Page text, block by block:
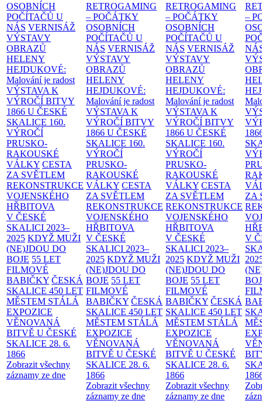
OSOBNÍCH
POČÍTAČŮ U
NÁS VERNISÁŽ
VÝSTAVY
OBRAZŮ
HELENY
HEJDUKOVÉ:
Malování je radost
VÝSTAVA K
VÝROČÍ BITVY
1866 U ČESKÉ
SKALICE 160.
VÝROČÍ
PRUSKO-
RAKOUSKÉ
VÁLKY CESTA
ZA SVĚTLEM
REKONSTRUKCE
VOJENSKÉHO
HŘBITOVA
V ČESKÉ
SKALICI 2023–
2025 KDYŽ MUŽI
(NE)JDOU DO
BOJE 55 LET
FILMOVÉ
BABIČKY ČESKÁ
SKALICE 450 LET
MĚSTEM STÁLÁ
EXPOZICE
VĚNOVANÁ
BITVĚ U ČESKÉ
SKALICE 28. 6.
1866
Zobrazit všechny
záznamy ze dne
RETROGAMING
– POČÁTKY
OSOBNÍCH
POČÍTAČŮ U
NÁS VERNISÁŽ
VÝSTAVY
OBRAZŮ
HELENY
HEJDUKOVÉ:
Malování je radost
VÝSTAVA K
VÝROČÍ BITVY
1866 U ČESKÉ
SKALICE 160.
VÝROČÍ
PRUSKO-
RAKOUSKÉ
VÁLKY CESTA
ZA SVĚTLEM
REKONSTRUKCE
VOJENSKÉHO
HŘBITOVA
V ČESKÉ
SKALICI 2023–
2025 KDYŽ MUŽI
(NE)JDOU DO
BOJE 55 LET
FILMOVÉ
BABIČKY ČESKÁ
SKALICE 450 LET
MĚSTEM STÁLÁ
EXPOZICE
VĚNOVANÁ
BITVĚ U ČESKÉ
SKALICE 28. 6.
1866
Zobrazit všechny
záznamy ze dne
RETROGAMING
– POČÁTKY
OSOBNÍCH
POČÍTAČŮ U
NÁS VERNISÁŽ
VÝSTAVY
OBRAZŮ
HELENY
HEJDUKOVÉ:
Malování je radost
VÝSTAVA K
VÝROČÍ BITVY
1866 U ČESKÉ
SKALICE 160.
VÝROČÍ
PRUSKO-
RAKOUSKÉ
VÁLKY CESTA
ZA SVĚTLEM
REKONSTRUKCE
VOJENSKÉHO
HŘBITOVA
V ČESKÉ
SKALICI 2023–
2025 KDYŽ MUŽI
(NE)JDOU DO
BOJE 55 LET
FILMOVÉ
BABIČKY ČESKÁ
SKALICE 450 LET
MĚSTEM STÁLÁ
EXPOZICE
VĚNOVANÁ
BITVĚ U ČESKÉ
SKALICE 28. 6.
1866
Zobrazit všechny
záznamy ze dne
–
ZA
V